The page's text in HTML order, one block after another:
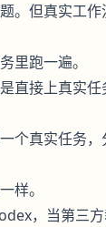
。但真实工
里跑一遍。
直接上真实任
个真实任务
样。
，当第三